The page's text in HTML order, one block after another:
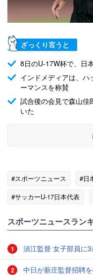
ざっくり言うと
8日のU-17W杯で、日
インドメディアは、ハ
ーマンスを称賛
試合後の会見で森山佳
いた
#スポーツニュース
#日
#サッカーU-17日本代表
スポーツニュースラン
1 須江監督 女子部員に
2 中日が新庄監督招聘